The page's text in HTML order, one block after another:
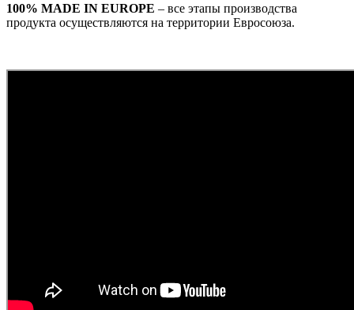
100% MADE IN EUROPE – все этапы производства
продукта осуществляются на территории Евросоюза.